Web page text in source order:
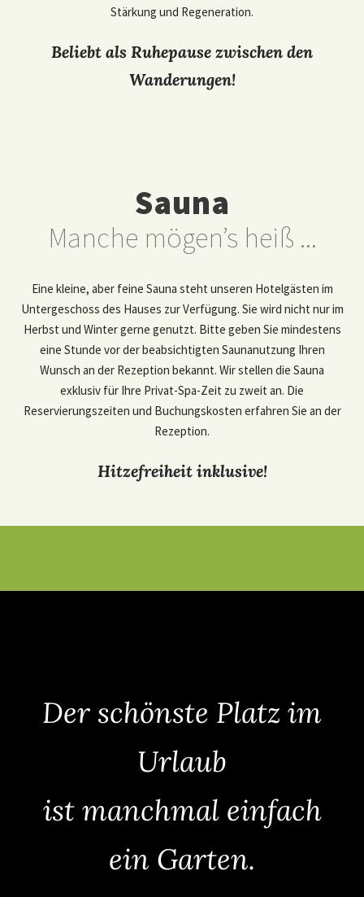
Stärkung und Regeneration.
Beliebt als Ruhepause zwischen den
Wanderungen!
Sauna
Manche mögen’s heiß ...
Eine kleine, aber feine Sauna steht unseren Hotelgästen im
Untergeschoss des Hauses zur Verfügung. Sie wird nicht nur im
Herbst und Winter gerne genutzt. Bitte geben Sie mindestens
eine Stunde vor der beabsichtigten Saunanutzung Ihren
Wunsch an der Rezeption bekannt. Wir stellen die Sauna
exklusiv für Ihre Privat-Spa-Zeit zu zweit an. Die
Reservierungszeiten und Buchungskosten erfahren Sie an der
Rezeption.
Hitzefreiheit inklusive!
Der schönste Platz im
Urlaub
ist manchmal einfach
ein Garten.